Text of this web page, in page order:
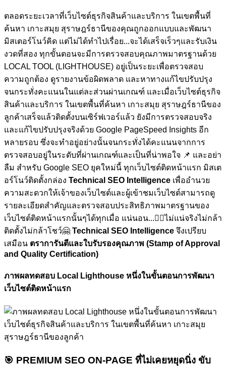
ตลอดระยะเวลาที่เว็บไซต์ธุรกิจสินค้าและบริการ ในเขตพื้นที่
ค้นหา เกาะสมุย สุราษฎร์ธานีของคุณถูกออกแบบและพัฒนา
มิสเตอร์โนว์คิด แต่ไม่ได้ทำไปเรื่อย...จะได้เสร็จเร็วๆและรับเงิน
งวดที่สอง ทุกขั้นตอนจะมีการตรวจสอบคุณภาพมาตรฐานด้วย
LOCAL TOOL (LIGHTHOUSE) อยู่เป็นระยะเพื่อตรวจสอบ
ความถูกต้อง ดูรายงานข้อผิดพลาด และหาทางแก้ไขปรับปรุง
จนกระทั่งคะแนนในแต่ละส่วนผ่านเกณฑ์ และเมื่อเว็บไซต์ธุรกิจ
สินค้าและบริการ ในเขตพื้นที่ค้นหา เกาะสมุย สุราษฎร์ธานีของ
ลูกค้าเสร็จแล้วติดตั้งบนเซิร์ฟเวอร์แล้ว ยังมีการตรวจสอบจริง
และแก้ไขปรับปรุงจริงด้วย Google PageSpeed Insights อีก
หลายรอบ ซึ่งจะทำอยู่อย่างนั้นจนกระทั่งได้คะแนนจากการ
ตรวจสอบอยู่ในระดับที่ผ่านเกณฑ์และเป็นที่น่าพอใจ 📌 และอย่า
ลืม สำหรับ Google SEO ยุคใหม่นี้ ทุกเว็บไซต์ติดหน้าแรก มิสเต
อร์โนว์ติดตั้งกล่อง Technical SEO Intelligence เพื่ออำนวย
ความสะดวกให้เจ้าของเว็บไซต์และผู้เข้าชมเว็บไซต์สามารถดู
รายละเอียดสำคัญและตรวจสอบประสิทธิภาพมาตรฐานของ
เว็บไซต์ติดหน้าแรกนั้นๆได้ทุกเมื่อ แน่นอน...🏋🏼ไม่แน่จริงไม่กล้า
ติดตั้งไม่กล้าโชว์🤗 Technical SEO Intelligence จึงเปรียบ
เสมือน ตราการันตีและใบรับรองคุณภาพ (Stamp of Approval
and Quality Certification)
ภาพผลทดสอบ Local Lighthouse หนึ่งในขั้นตอนการพัฒนา
เว็บไซต์ติดหน้าแรก
🎯 PREMIUM SEO ON-PAGE ที่ไม่เคยหยุดนิ่ง ขับ